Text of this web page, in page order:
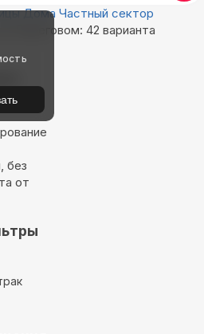
Дома Частный сектор
в Береговом: 42 варианта
без
от